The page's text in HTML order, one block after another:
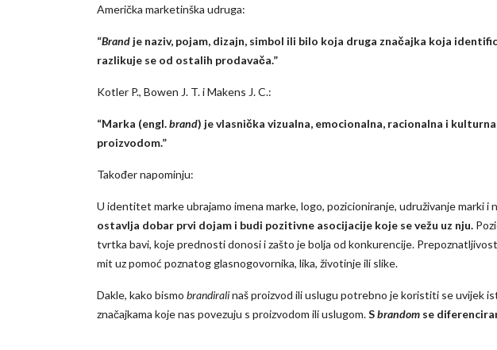
Američka marketinška udruga:
“Brand je naziv, pojam, dizajn, simbol ili bilo koja druga značajka koja
razlikuje se od ostalih prodavača.”
Kotler P., Bowen J. T. i Makens J. C.:
“Marka (engl.brand) je vlasnička vizualna, emocionalna, racionalna i
proizvodom.”
Također napominju:
U identitet marke ubrajamo imena marke, logo, pozicioniranje, udruživanje marki
ostavlja dobar prvi dojam i budi pozitivne asocijacije koje se vežu uz nju.
tvrtka bavi, koje prednosti donosi i zašto je bolja od konkurencije.
mit uz pomoć poznatog glasnogovornika, lika, životinje ili slike.
Dakle, kako bismo brandiralinaš proizvod ili uslugu potrebno je koristiti se uvijek
značajkama koje nas povezuju s proizvodom ili uslugom.Sbrandom se